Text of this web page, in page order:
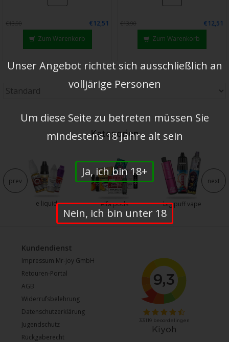
€13,90
€12,51
Zum Warenkorb
€13,90
€12,51
Zum Warenkorb
Kategorien
e liquid elfa pods big puff vape
prev next
Kundendienst
Impressum Mr-joy GmbH
Retouren-Portal
AGB
Widerrufsbelehrung
Datenschutzerklärung
Jugendschutz
Rückgaberecht
Unser Angebot richtet sich ausschließlich an
volljärige Personen
Um diese Seite zu betreten müssen Sie
mindestens 18 Jahre alt sein
Ja, ich bin 18+
Nein, ich bin unter 18